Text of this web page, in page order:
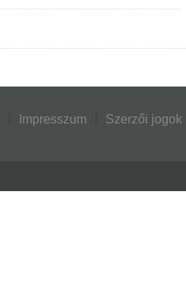
Impresszum Szerzői jogok